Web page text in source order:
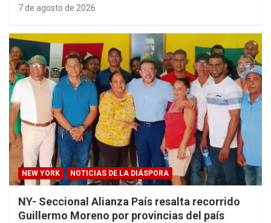
7 de agosto de 2026
NEW YORK NOTICIAS DE LA DIÁSPORA
NY- Seccional Alianza País resalta recorrido
Guillermo Moreno por provincias del país